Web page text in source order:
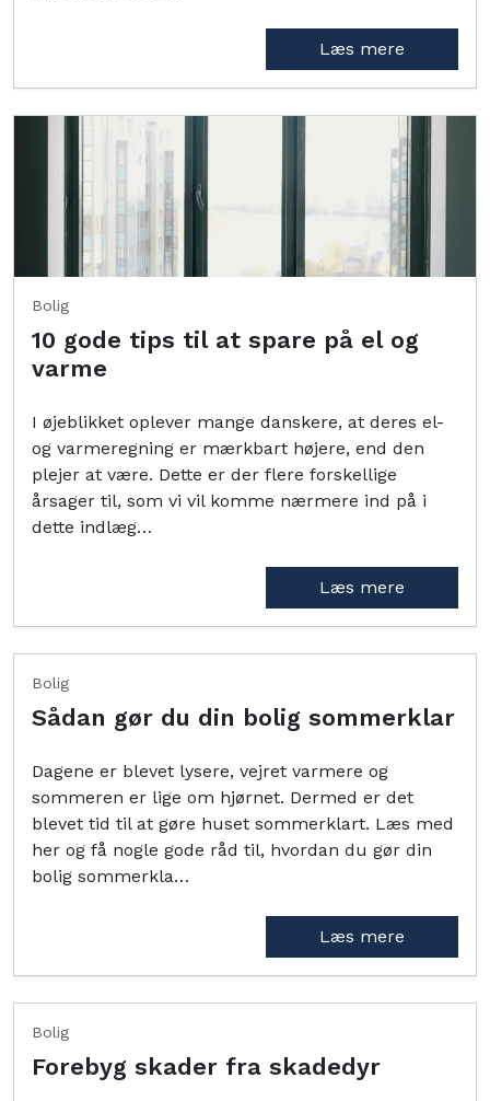
Læs mere
Bolig
10 gode tips til at spare på el og
varme
I øjeblikket oplever mange danskere, at deres el-
og varmeregning er mærkbart højere, end den
plejer at være. Dette er der flere forskellige
årsager til, som vi vil komme nærmere ind på i
dette indlæg…
Læs mere
Bolig
Sådan gør du din bolig sommerklar
Dagene er blevet lysere, vejret varmere og
sommeren er lige om hjørnet. Dermed er det
blevet tid til at gøre huset sommerklart. Læs med
her og få nogle gode råd til, hvordan du gør din
bolig sommerkla…
Læs mere
Bolig
Forebyg skader fra skadedyr